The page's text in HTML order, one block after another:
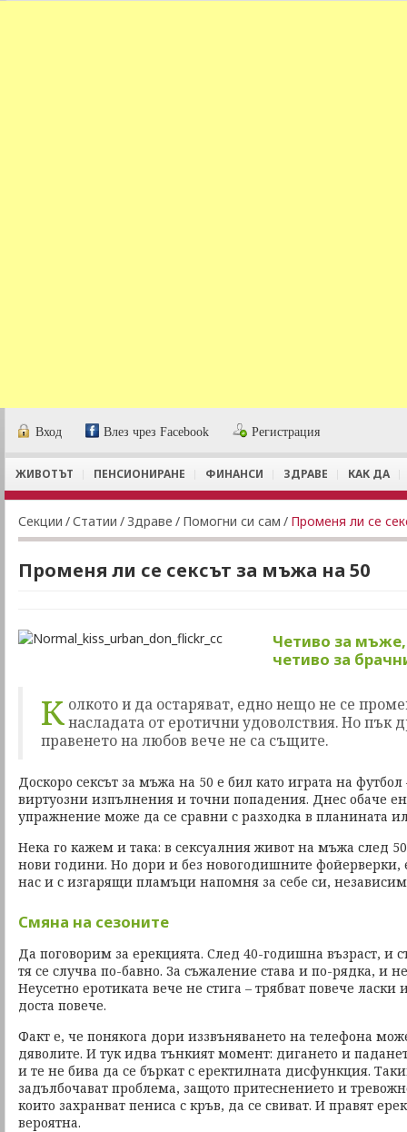
Вход Влез чрез Facebook Регистрация
ЖИВОТЪТ ПЕНСИОНИРАНЕ ФИНАНСИ ЗДРАВЕ КАК ДА
Секции /Статии / Здраве / Помогни си сам / Променя ли се
Променя ли се сексът за мъжа на 50
Четиво за
четиво за
К олкото и да остаряват, едно нещо не се
насладата от еротични удоволствия. Но пък
правенето на любов вече не са същите.
Доскоро сексът за мъжа на 50 е бил като играта на
виртуозни изпълнения и точни попадения. Днес обаче
упражнение може да се сравни с разходка в планината
Нека го кажем и така: в сексуалния живот на мъжа след
нови години. Но дори и без новогодишните фойерверки,
нас и с изгарящи пламъци напомня за себе си,
Смяна на сезоните
Да поговорим за ерекцията. След 40-годишна възраст, и
тя се случва по-бавно. За съжаление става и по-рядка, и
Неусетно еротиката вече не стига – трябват повече ласки
доста повече.
Факт е, че понякога дори иззвъняването на телефона
дяволите. И тук идва тънкият момент: дигането и
и те не бива да се бъркат с еректилната дисфункция.
задълбочават проблема, защото притеснението и
които захранват пениса с кръв, да се свиват. И правят
вероятна.